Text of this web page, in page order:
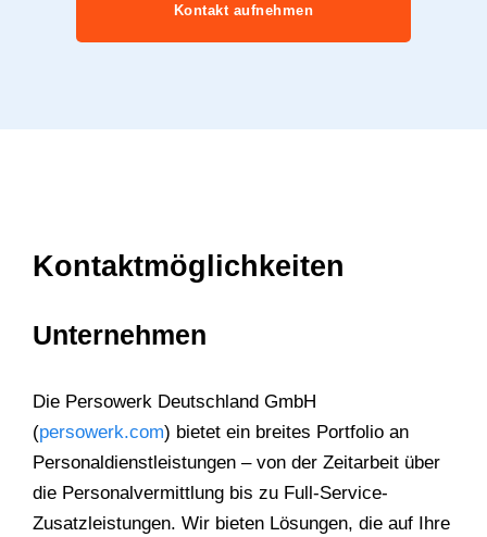
Kontakt aufnehmen
Kontaktmöglichkeiten
Unternehmen
Die Persowerk Deutschland GmbH
(persowerk.com) bietet ein breites Portfolio an
Personaldienstleistungen – von der Zeitarbeit über
die Personalvermittlung bis zu Full-Service-
Zusatzleistungen. Wir bieten Lösungen, die auf Ihre